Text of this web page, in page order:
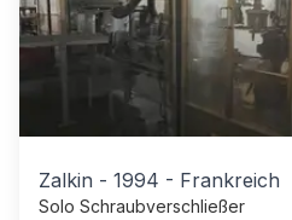
Zalkin - 1994 - Frankreich
Solo Schraubverschließer